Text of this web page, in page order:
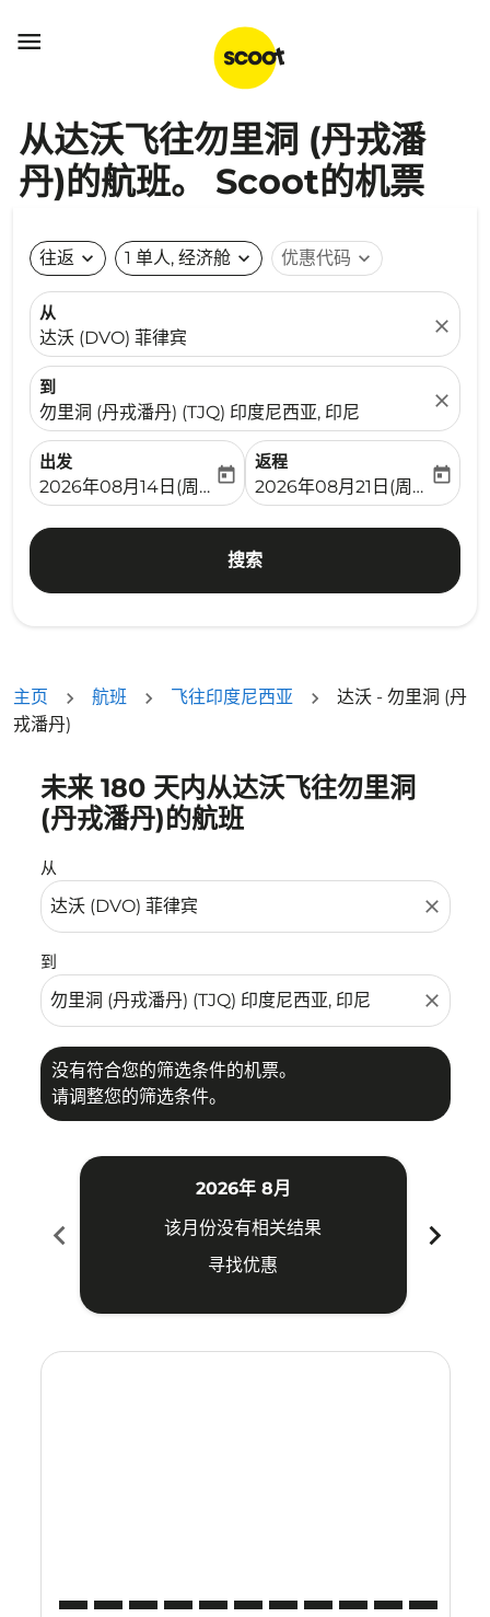

从达沃飞往勿里洞 (丹戎潘
丹)的航班。 Scoot的机票
往返 expand_more 1 单人, 经济舱 expand_more 优惠代码 expand_more
从
达沃 (DVO) 菲律宾
close
到
勿里洞 (丹戎潘丹) (TJQ) 印度尼西亚, 印尼
close
出发
fc-booking-departure-date-aria-label
2026年08月14日(周五)
today
返程
fc-booking-return-date-
2026年08月21日(周五)
today
搜索
主页 航班 飞往印度尼西亚
达沃 - 勿里洞 (丹
戎潘丹)
未来 180 天内从达沃飞往勿里洞
(丹戎潘丹)的航班
从
close
到
close
没有符合您的筛选条件的机票。
请调整您的筛选条件。
没有符合您的筛选条件的机票。请调整您的筛选条件。
chevron_left
2026年 8月
该月份没有相关结果
寻找优惠
chevron_right